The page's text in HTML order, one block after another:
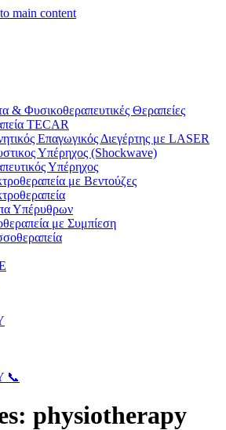
main content
& Φυσικοθεραπευτικές Θεραπείες
TECAR
Επαγωγικός Διεγέρτης με LASER
Υπέρηχος (Shockwave)
Υπέρηχος
με Βεντούζες
Υπέρυθρων
με Συμπίεση
📞
physiotherapy